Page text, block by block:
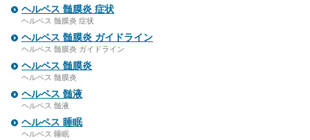
ヘルペス 髄膜炎 症状
ヘルペス 髄膜炎 症状
ヘルペス 髄膜炎 ガイドライン
ヘルペス 髄膜炎 ガイドライン
ヘルペス 髄膜炎
ヘルペス 髄膜炎
ヘルペス 髄液
ヘルペス 髄液
ヘルペス 睡眠
ヘルペス 睡眠